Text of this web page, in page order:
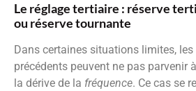
Le réglage tertiaire : réserve
ou réserve tournante
Dans certaines situations limites,
précédents peuvent ne pas parvenir
la dérive de la fréquence. Ce cas se